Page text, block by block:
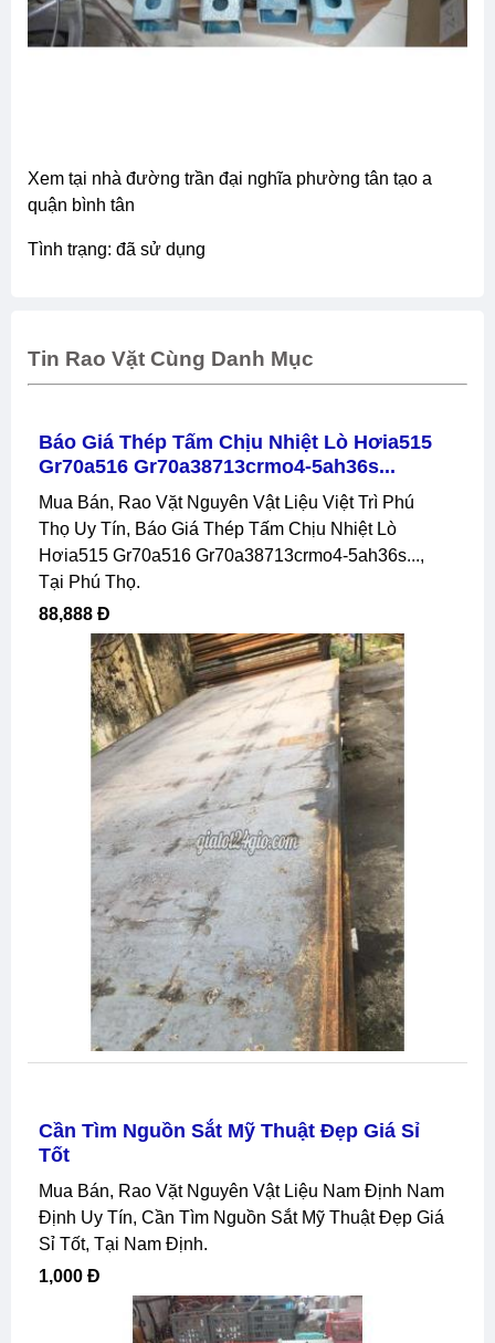
xem tại nhà đường trần đại nghĩa phường tân tạo a
quận bình tân
tình trạng: đã sử dụng
Tin Rao Vặt Cùng Danh Mục
Báo Giá Thép Tấm Chịu Nhiệt Lò Hơia515
Gr70a516 Gr70a38713crmo4-5ah36s...
Mua Bán, Rao Vặt Nguyên Vật Liệu Việt Trì Phú
Thọ Uy Tín, Báo Giá Thép Tấm Chịu Nhiệt Lò
Hơia515 Gr70a516 Gr70a38713crmo4-5ah36s...,
Tại Phú Thọ.
88,888 Đ
Cần Tìm Nguồn Sắt Mỹ Thuật Đẹp Giá Sỉ
Tốt
Mua Bán, Rao Vặt Nguyên Vật Liệu Nam Định Nam
Định Uy Tín, Cần Tìm Nguồn Sắt Mỹ Thuật Đẹp Giá
Sỉ Tốt, Tại Nam Định.
1,000 Đ